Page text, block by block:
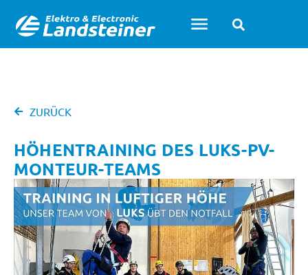
ZURÜCK
HÖHENTRAINING DES LUKS-PV-
MONTEUR-TEAMS